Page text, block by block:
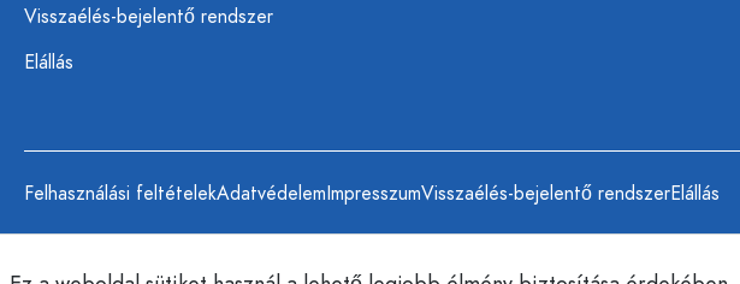
Visszaélés-bejelentő rendszer
Elállás
Felhasználási feltételekAdatvédelemImpresszumVisszaélés-bejelentő rendszerElállás